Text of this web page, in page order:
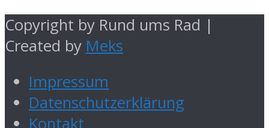
Copyright by Rund ums Rad |
Created by Meks
Impressum
Datenschutzerklärung
Kontakt